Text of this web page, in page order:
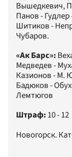
Вышедкевич,
Панов -
Шитиков -
Чубаров.
«Ак Барс»:
Медведев -
Казионов - М.
Бадюков -
Лемтюгов
Штраф: 10 - 12
Новогорск.